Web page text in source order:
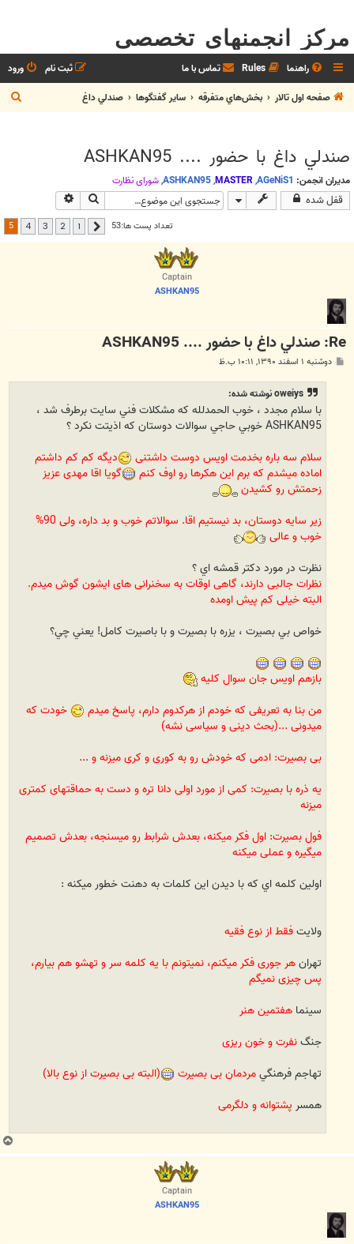
مرکز انجمنهای تخصصی
راهنما Rules تماس با ما ورود
ثبت نام
صفحه اول تالار
بخش‌‌هاي متفرقه ساير گفتگوها صندلي داغ
س
صندلي داغ با حضور .... ASHKAN95
مدیران انجمن: AGeNiS1
,
MASTER
,
ASHKAN95
,شوراي نظارت
قفل شده جستجو
تعداد پست ها:53 قبلی 1
2
3
4
5
Captain
ASHKAN95
Re: صندلي داغ با حضور .... ASHKAN95
دوشنبه ۱ اسفند ۱۳۹۰, ۱۰:۱۱ ب.ظ
oweiys نوشته شده:
با سلام مجدد ، خوب الحمدلله كه مشكلات فني سايت برطرف شد ،
ASHKAN95 خوبي حاجي سوالات دوستان كه اذيتت نكرد ؟
سلام سه باره بخدمت اویس دوست داشتنی
دیگه کم کم داشتم
اماده میشدم که برم این هکرها رو اوف کنم
گویا اقا مهدی عزیز
زحمتش رو کشیدن
زیر سایه دوستان، بد نیستیم اقا. سوالاتم خوب و بد داره، ولی 90%
خوب و عالی
نظرت در مورد دكتر قمشه اي ؟
نظرات جالبی دارند، گاهی اوقات به سخنرانی های ایشون گوش میدم.
البته خیلی کم پیش اومده
خواص بي بصيرت ، يزره با بصيرت و با باصيرت كامل! يعني چي؟
بازهم اویس جان سوال کلیه
من بنا به تعریفی که خودم از هرکدوم دارم، پاسخ میدم
خودت که
میدونی ...(بحث دینی و سیاسی نشه)
بی بصیرت: ادمی که خودش رو به کوری و کری میزنه و ...
یه ذره با بصیرت: کمی از مورد اولی دانا تره و دست به حماقتهای کمتری
میزنه
فول بصیرت: اول فکر میکنه، بعدش شرابط رو میسنجه، بعدش تصمیم
میگیره و عملی میکنه
اولين كلمه اي كه با ديدن اين كلمات به دهنت خطور ميكنه :
ولايتفقط از نوع فقیه
تهرانهر جوری فکر میکنم، نمیتونم با یه کلمه سر و تهشو هم بیارم،
پس چیزی نمیگم
سينما هفتمین هنر
جنگنفرت و خون ریزی
تهاجم فرهنگيمردمان بی بصیرت
(البته بی بصیرت از نوع بالا)
همسر پشتوانه و دلگرمی
Captain
ASHKAN95